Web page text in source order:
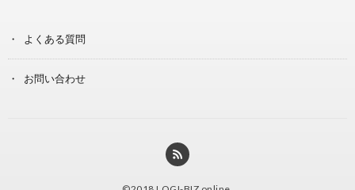
よくある質問
お問い合わせ